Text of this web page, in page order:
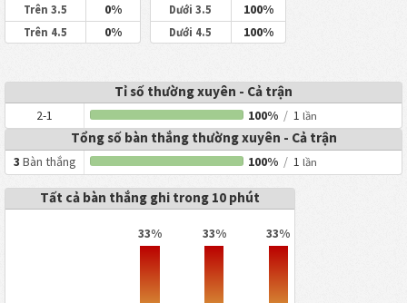
Trên 3.5 0%
Trên 4.5 0%
Dưới 3.5 100%
Dưới 4.5 100%
Tỉ số thường xuyên - Cả trận
2-1 100% / 1 lần
Tổng số bàn thắng thường xuyên - Cả trận
3 Bàn thắng 100% / 1 lần
Tất cả bàn thắng ghi trong 10 phút
33% 33% 33%